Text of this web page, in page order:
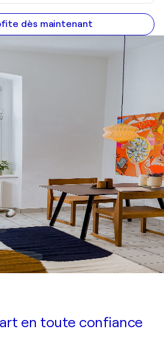
dès maintenant
en toute confiance